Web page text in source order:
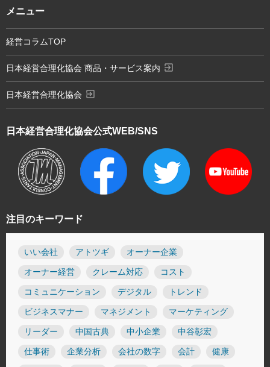
注目のキーワード
いい会社 アトツギ オーナー企業
オーナー経営 クレーム対応 コスト
コミュニケーション デジタル トレンド
ビジネスマナー マネジメント マーケティング
リーダー 中国古典 中小企業 中谷彰宏
仕事術 企業分析 会社の数字 会計 健康
日本経営合理化協会公式WEB/SNS
メニュー
経営コラムTOP
日本経営合理化協会 商品・サービス案内 exit_to_app
日本経営合理化協会 exit_to_app